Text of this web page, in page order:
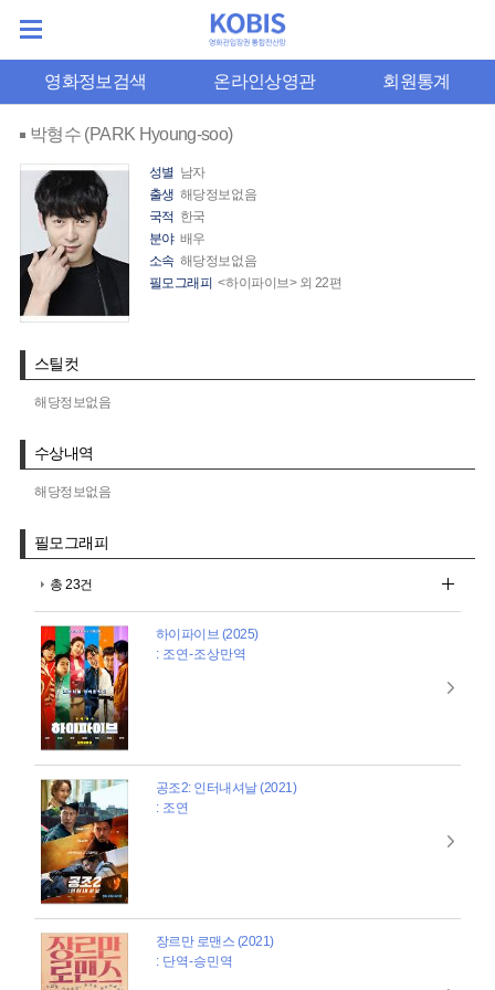
영화정보검색 온라인상영관 회원통계
박형수 (PARK Hyoung-soo)
성별 남자
출생 해당정보없음
국적 한국
분야 배우
소속 해당정보없음
필모그래피 <하이파이브> 외 22편
스틸컷
해당정보없음
수상내역
해당정보없음
필모그래피
총 23건
하이파이브 (2025)
: 조연-조상만역
공조2: 인터내셔날 (2021)
: 조연
장르만 로맨스 (2021)
: 단역-승민역